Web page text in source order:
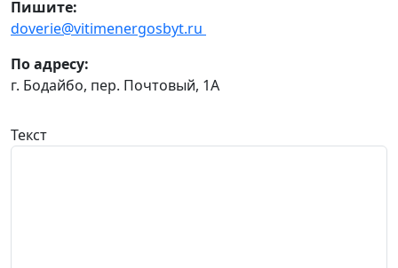
Пишите:
doverie@vitimenergosbyt.ru
По адресу:
г. Бодайбо, пер. Почтовый, 1А
Текст